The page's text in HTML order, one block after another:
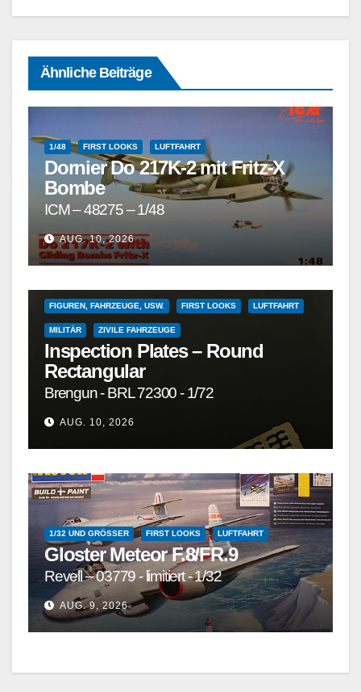
Ähnliche Beiträge
1/48 FIRST LOOKS LUFTFAHRT
Dornier Do 217K-2 mit Fritz-X
Bombe
ICM – 48275 – 1/48
AUG. 10, 2026
1/72 UND GRÖSSER 1/72 UND KLEINER
DETAILSÄTZE, MASKEN, DECALS UND ZUBEHÖR
FIGUREN, FAHRZEUGE, USW. FIRST LOOKS LUFTFAHRT
MILITÄR ZIVILE FAHRZEUGE
Inspection Plates – Round
Rectangular
Brengun - BRL 72300 - 1/72
AUG. 10, 2026
1/32 UND GRÖSSER FIRST LOOKS LUFTFAHRT
Gloster Meteor F.8/FR.9
Revell – 03779 - limitiert - 1/32
AUG. 9, 2026